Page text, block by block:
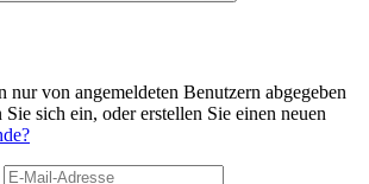
nur von angemeldeten Benutzern abgegeben
sich ein, oder erstellen Sie einen neuen